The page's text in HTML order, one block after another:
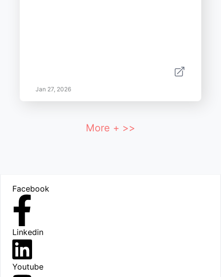
Jan 27, 2026
More + >>
Facebook
Linkedin
Youtube